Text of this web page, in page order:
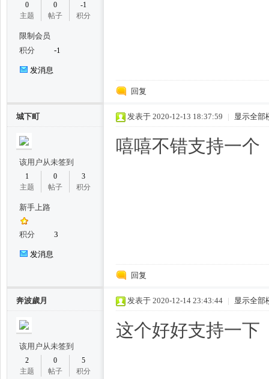
0
主题
0
帖子
-1
积分
限制会员
积分
-1
发消息
回复
城下町
该用户从未签到
1
主题
0
帖子
3
积分
新手上路
积分 3
发消息
发表于 2020-12-13 18:37:59 | 显示全部
嘻嘻不错支持一个
回复
奔波歲月
该用户从未签到
2
主题
0
帖子
5
积分
发表于 2020-12-14 23:43:44 | 显示全部
这个好好支持一下